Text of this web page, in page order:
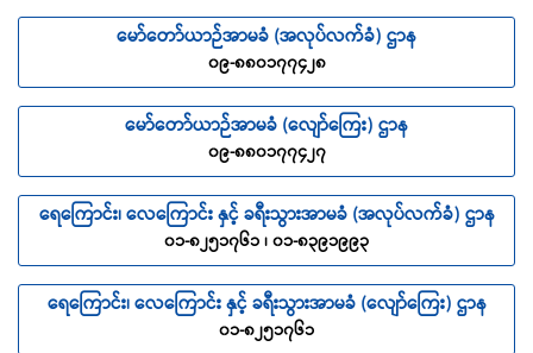
မော်တော်ယာဉ်အာမခံ (အလုပ်လက်ခံ) ဌာန
၀၉-၈၈၀၁၇၇၄၂၈
မော်တော်ယာဉ်အာမခံ (လျော်ကြေး) ဌာန
၀၉-၈၈၀၁၇၇၄၂၇
ရေကြောင်း၊ လေကြောင်း နှင့် ခရီးသွားအာမခံ (အလုပ်လက်ခံ) ဌာန
၀၁-၈၂၅၁၇၆၁ ၊ ၀၁-၈၃၉၁၉၉၃
ရေကြောင်း၊ လေကြောင်း နှင့် ခရီးသွားအာမခံ (လျော်ကြေး) ဌာန
၀၁-၈၂၅၁၇၆၁